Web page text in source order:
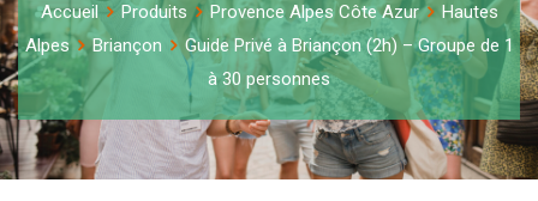
Accueil Produits Provence Alpes Côte Azur
Hautes
Alpes
Briançon
Guide Privé à Briançon (2h) – Groupe de 1
à 30 personnes